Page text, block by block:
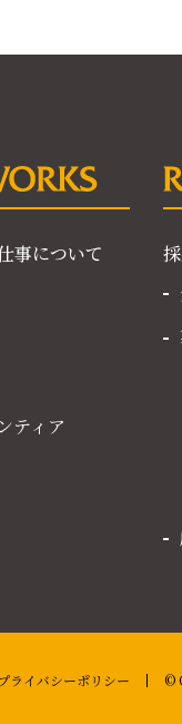
事について
ティア
ライバシーポリシー ©